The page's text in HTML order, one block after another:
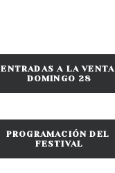
ENTRADAS A LA VENTA
DOMINGO 28
PROGRAMACIÓN DEL
FESTIVAL